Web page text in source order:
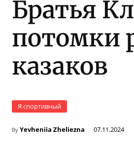
Братья
потомки
казаков
Я спортивный
By Yevheniia Zheliezna 07.11.2024